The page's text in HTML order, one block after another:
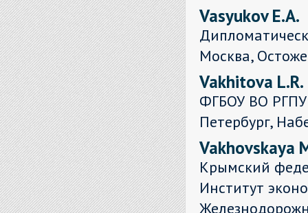
Vasyukov E.A.
Москва,
Vakhitova L.R.
ФГБОУ ВО РГПУ
Петербург,
Vakhovskaya
Крымский
Институт